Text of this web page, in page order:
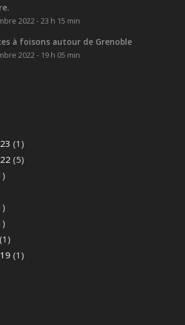
2022 - 23 h 15 min
à foisons autour de Grenoble
2022 - 19 h 05 min
(1)
(5)
(1)
(1)